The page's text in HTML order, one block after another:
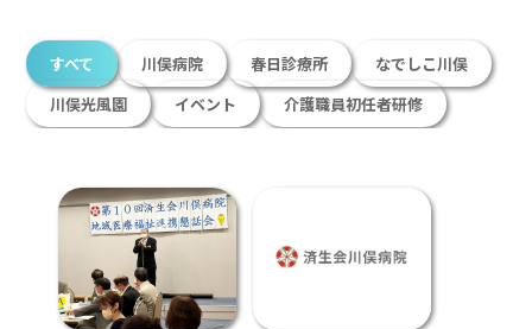
すべて 川俣病院 春日診療所
なでしこ川俣
川俣光風園
イベント 介護職員初任者研修